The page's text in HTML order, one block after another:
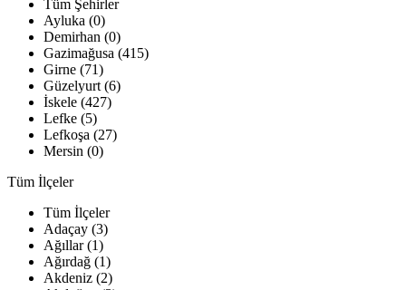
Tüm Şehirler
Ayluka (0)
Demirhan (0)
Gazimağusa (415)
Girne (71)
Güzelyurt (6)
İskele (427)
Lefke (5)
Lefkoşa (27)
Mersin (0)
Tüm İlçeler
Tüm İlçeler
Adaçay (3)
Ağıllar (1)
Ağırdağ (1)
Akdeniz (2)